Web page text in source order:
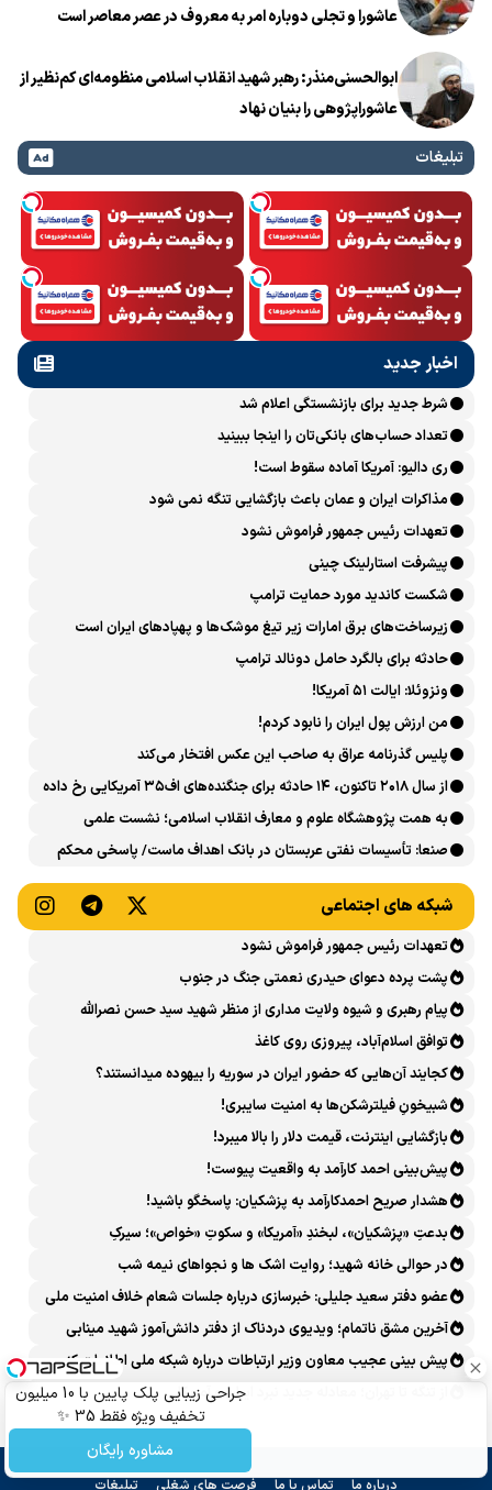
جراحی زیبایی پلک پایین با 10 میلیون
تخفیف ویژه فقط 35 ✨
مشاوره رایگان
عاشورا و تجلی دوباره امر به معروف در عصر معاصر است
ابوالحسنی‌منذر: رهبر شهید انقلاب اسلامی منظومه‌ای کم‌نظیر از
عاشوراپژوهی را بنیان نهاد
تبلیغات
اخبار جدید
شرط جدید برای بازنشستگی اعلام شد
تعداد حساب‌های بانکی‌تان را اینجا ببینید
ری دالیو: آمریکا آماده سقوط است!
مذاکرات ایران و عمان باعث بازگشایی تنگه نمی شود
تعهدات رئیس جمهور فراموش نشود
پیشرفت ‏استارلینک چینی
شکست کاندید مورد حمایت ترامپ
زیرساخت‌های برق امارات زیر تیغ موشک‌ها و پهپادهای ایران است
حادثه برای بالگرد حامل دونالد ترامپ
ونزوئلا: ایالت ۵۱ آمریکا!
من ارزش پول ایران را نابود کردم!
پلیس گذرنامه عراق به صاحب این عکس افتخار می‌کند
از سال ۲۰۱۸ تاکنون، ۱۴ حادثه برای جنگنده‌های اف۳۵ آمریکایی رخ داده
است
به همت پژوهشگاه علوم و معارف انقلاب اسلامی؛ نشست علمی
«اربعین حسینی در منظومه فکری رهبر شهید، امام خامنه‌ای» برگزار
صنعا: تأسیسات نفتی عربستان در بانک اهداف ماست/ پاسخی محکم
شبکه های اجتماعی
تعهدات رئیس جمهور فراموش نشود
پشت پرده دعوای حیدری نعمتی جنگ در جنوب
پیام رهبری و شیوه ولایت مداری از منظر شهید سید حسن نصرالله
توافق اسلام‌آباد، پیروزی روی کاغذ
کجایند آن‌هایی که حضور ایران در سوریه را بیهوده میدانستند؟
شبیخونِ فیلترشکن‌ها به امنیت سایبری!
بازگشایی اینترنت، قیمت دلار را بالا میبرد!
پیش‌بینی احمد کارآمد به واقعیت پیوست!
هشدار صریح احمدکارآمد به پزشکیان: پاسخگو باشید!
بدعتِ «پزشکیان»، لبخندِ «آمریکا» و سکوتِ «خواص»؛ سیرکِ
قانون‌گریزی در روز روشن!
در حوالی خانه شهید؛ روایت اشک ها و نجواهای نیمه شب
عضو دفتر سعید جلیلی: خبرسازی درباره جلسات شعام خلاف امنیت ملی
است
آخرین مشق ناتمام؛ ویدیوی دردناک از دفتر دانش‌آموز شهید مینابی
پربازدید شد
پیش بینی عجیب معاون وزیر ارتباطات درباره شبکه ملی اطلاعات که
از تنگه تا تهران؛ معادله جدید نبرد ایران و آمریکا
درباره ما تماس با ما فرصت های شغلی تبلیغات